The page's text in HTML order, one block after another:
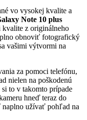
vo vysokej kvalite a
Note 10 plus
z originálneho
obnoviť fotografický
vašimi výtvormi na
za pomoci telefónu,
nielen na poškodenú
to v takomto prípade
hneď teraz do
naplno užívať pohľad na